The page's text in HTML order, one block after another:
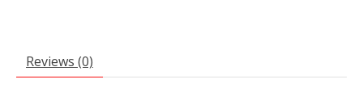
Reviews (0)